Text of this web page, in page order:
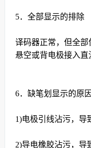
5．全部显示的排除
译码器正常，但全部
悬空或背电极接入直
6．缺笔划显示的原
1)电极引线沾污，导
2)导电橡胶沾污，导